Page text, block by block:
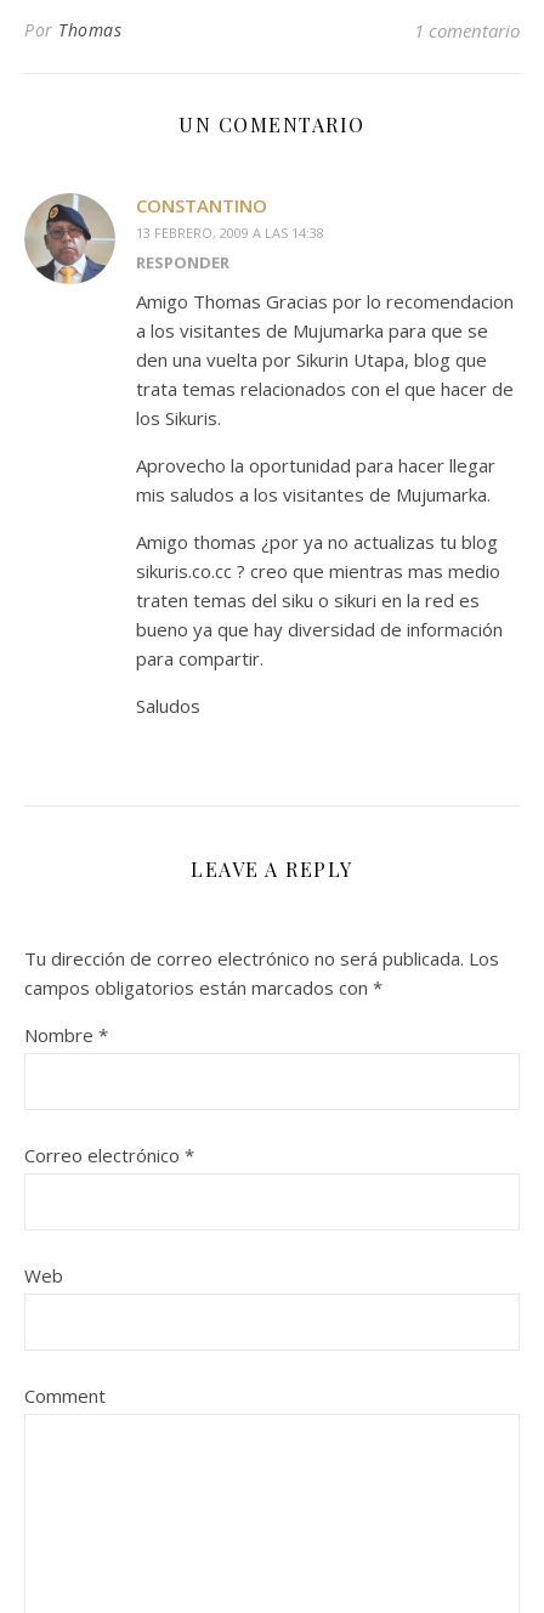
Por Thomas 1 comentario
UN COMENTARIO
CONSTANTINO
13 FEBRERO, 2009 A LAS 14:38
RESPONDER
Amigo Thomas Gracias por lo recomendacion
a los visitantes de Mujumarka para que se
den una vuelta por Sikurin Utapa, blog que
trata temas relacionados con el que hacer de
los Sikuris.
Aprovecho la oportunidad para hacer llegar
mis saludos a los visitantes de Mujumarka.
Amigo thomas ¿por ya no actualizas tu blog
sikuris.co.cc ? creo que mientras mas medio
traten temas del siku o sikuri en la red es
bueno ya que hay diversidad de información
para compartir.
Saludos
LEAVE A REPLY
Tu dirección de correo electrónico no será publicada. Los
campos obligatorios están marcados con *
Nombre *
Correo electrónico *
Web
Comment